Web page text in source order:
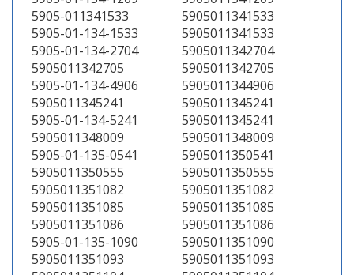
5905-011341533
5905011341533
5905-01-134-1533
5905011341533
5905-01-134-2704
5905011342704
5905011342705
5905011342705
5905-01-134-4906
5905011344906
5905011345241
5905011345241
5905-01-134-5241
5905011345241
5905011348009
5905011348009
5905-01-135-0541
5905011350541
5905011350555
5905011350555
5905011351082
5905011351082
5905011351085
5905011351085
5905011351086
5905011351086
5905-01-135-1090
5905011351090
5905011351093
5905011351093